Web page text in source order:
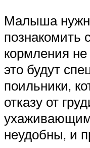
Малыша
познакомить
кормления
это будут
поильники,
отказу от
неудобны, и